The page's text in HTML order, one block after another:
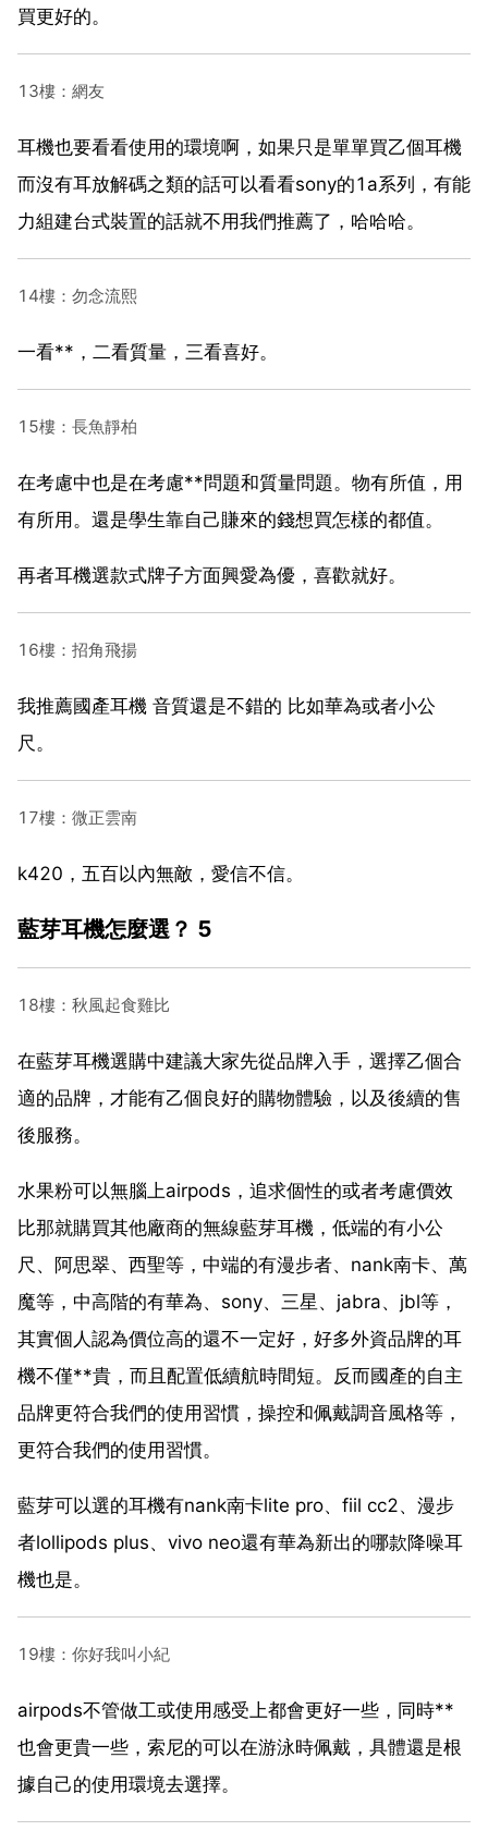
買更好的。
13樓：網友
耳機也要看看使用的環境啊，如果只是單單買乙個耳機
而沒有耳放解碼之類的話可以看看sony的1a系列，有能
力組建台式裝置的話就不用我們推薦了，哈哈哈。
14樓：勿念流熙
一看**，二看質量，三看喜好。
15樓：長魚靜柏
在考慮中也是在考慮**問題和質量問題。物有所值，用
有所用。還是學生靠自己賺來的錢想買怎樣的都值。
再者耳機選款式牌子方面興愛為優，喜歡就好。
16樓：招角飛揚
我推薦國產耳機 音質還是不錯的 比如華為或者小公
尺。
17樓：微正雲南
k420，五百以內無敵，愛信不信。
藍芽耳機怎麼選？ 5
18樓：秋風起食雞比
在藍芽耳機選購中建議大家先從品牌入手，選擇乙個合
適的品牌，才能有乙個良好的購物體驗，以及後續的售
後服務。
水果粉可以無腦上airpods，追求個性的或者考慮價效
比那就購買其他廠商的無線藍芽耳機，低端的有小公
尺、阿思翠、西聖等，中端的有漫步者、nank南卡、萬
魔等，中高階的有華為、sony、三星、jabra、jbl等，
其實個人認為價位高的還不一定好，好多外資品牌的耳
機不僅**貴，而且配置低續航時間短。反而國產的自主
品牌更符合我們的使用習慣，操控和佩戴調音風格等，
更符合我們的使用習慣。
藍芽可以選的耳機有nank南卡lite pro、fiil cc2、漫步
者lollipods plus、vivo neo還有華為新出的哪款降噪耳
機也是。
19樓：你好我叫小紀
airpods不管做工或使用感受上都會更好一些，同時**
也會更貴一些，索尼的可以在游泳時佩戴，具體還是根
據自己的使用環境去選擇。